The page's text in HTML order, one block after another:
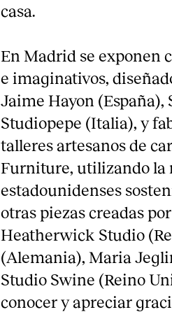
casa.
En Madrid se exponen
e imaginativos,
Jaime Hayon (España),
Studiopepe (Italia), y
talleres artesanos de
Furniture, utilizando la
estadounidenses
otras piezas creadas
Heatherwick Studio
(Alemania), Maria
Studio Swine (Reino
conocer y apreciar